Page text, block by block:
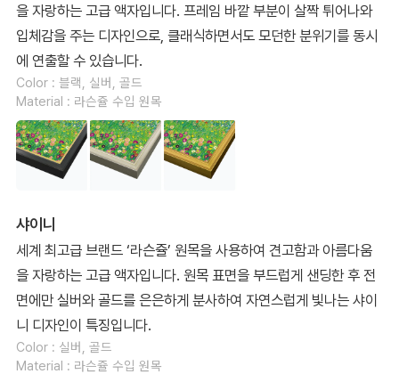
을 자랑하는 고급 액자입니다. 프레임 바깥 부분이 살짝 튀어나와
입체감을 주는 디자인으로, 클래식하면서도 모던한 분위기를 동시
에 연출할 수 있습니다.
Color : 블랙, 실버, 골드
Material : 라슨쥴 수입 원목
샤이니
세계 최고급 브랜드 ‘라슨쥴’ 원목을 사용하여 견고함과 아름다움
을 자랑하는 고급 액자입니다. 원목 표면을 부드럽게 샌딩한 후 전
면에만 실버와 골드를 은은하게 분사하여 자연스럽게 빛나는 샤이
니 디자인이 특징입니다.
Color : 실버, 골드
Material : 라슨쥴 수입 원목